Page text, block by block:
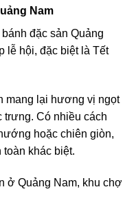
Nam
đặc sản Quảng
lễ hội, đặc biệt là Tết
mang lại hương vị ngọt
trưng. Có nhiều cách
hoặc chiên giòn,
toàn khác biệt.
ở Quảng Nam, khu chợ